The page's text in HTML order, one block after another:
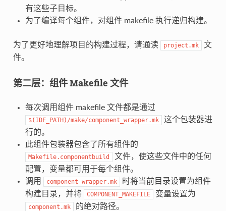
有这些子目标。
为了编译每个组件，对组件 makefile 执行递归构建。
为了更好地理解项目的构建过程，请通读 project.mk
文
件。
第二层：组件 Makefile 文件
每次调用组件 makefile 文件都是通过
$(IDF_PATH)/make/component_wrapper.mk
这个包装器进
行的。
此组件包装器包含了所有组件的
Makefile.componentbuild
文件，使这些文件中的任何
配置，变量都可用于每个组件。
调用
component_wrapper.mk
时将当前目录设置为组件
构建目录，并将
COMPONENT_MAKEFILE 变量设置为
component.mk 的绝对路径。